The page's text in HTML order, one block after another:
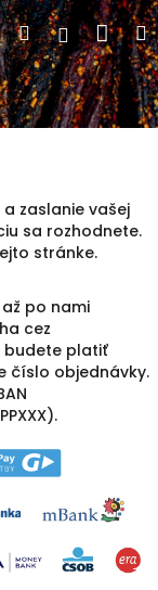
Hľadať
zaslanie vašej
sa rozhodnete.
stránke.
po nami
cez
budete platiť
číslo objednávky.